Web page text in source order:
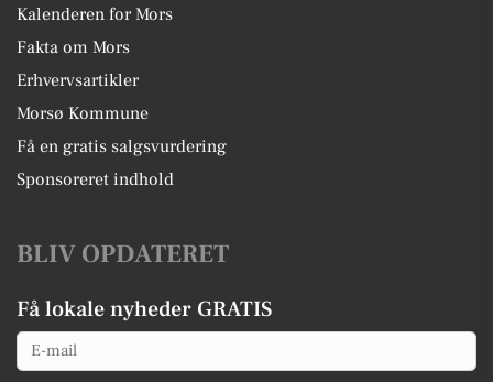
Kalenderen for Mors
Fakta om Mors
Erhvervsartikler
Morsø Kommune
Få en gratis salgsvurdering
Sponsoreret indhold
BLIV OPDATERET
Få lokale nyheder GRATIS
Email